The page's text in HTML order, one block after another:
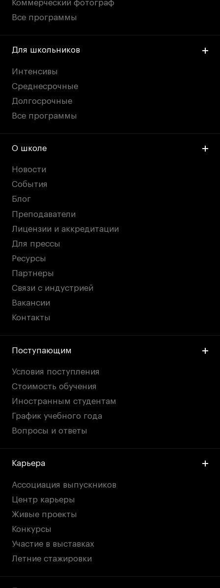
Коммерческий фотограф
Все программы
Для школьников
Интенсивы
Среднесрочные
Долгосрочные
Все программы
О школе
Новости
События
Блог
Преподаватели
Лицензии и аккредитации
Для прессы
Ресурсы
Партнеры
Связи с индустрией
Вакансии
Контакты
Поступающим
Условия поступления
Стоимость обучения
Иностранным студентам
График учебного года
Вопросы и ответы
Карьера
Ассоциация выпускников
Центр карьеры
Живые проекты
Конкурсы
Участие в выставках
Летние стажировки